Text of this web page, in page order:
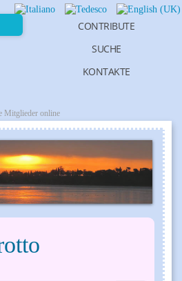
CONTRIBUTE
SUCHE
KONTAKTE
Mitglieder online